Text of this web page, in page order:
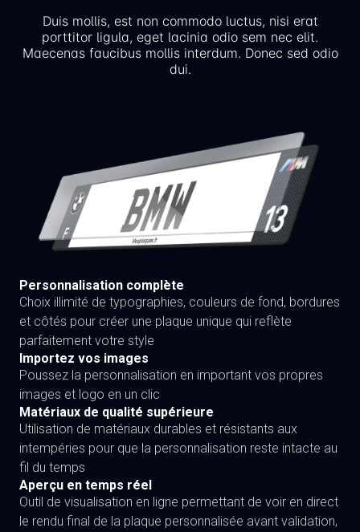
Duis mollis, est non commodo luctus, nisi erat
porttitor ligula, eget lacinia odio sem nec elit.
Maecenas faucibus mollis interdum. Donec sed odio
dui.
Personnalisation complète
Choix illimité de typographies, couleurs de fond, bordures
et côtés pour créer une plaque unique qui reflète
parfaitement votre style
Importez vos images
Poussez la personnalisation en important vos propres
images et logo en un clic
Matériaux de qualité supérieure
Utilisation de matériaux durables et résistants aux
intempéries pour que la personnalisation reste intacte au
fil du temps
Aperçu en temps réel
Outil de visualisation en ligne permettant de voir en direct
le rendu final de la plaque personnalisée avant validation,